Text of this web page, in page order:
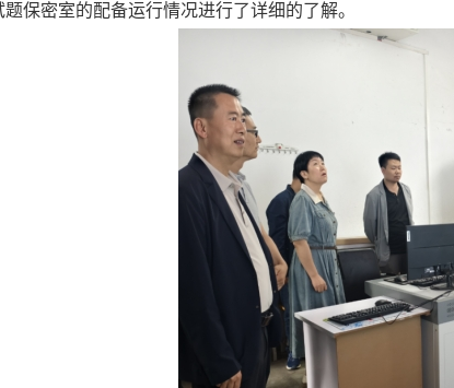
题保密室的配备运行情况进行了详细的了解。